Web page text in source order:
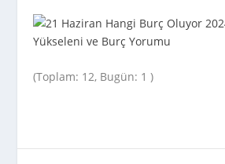
(Toplam: 12, Bugün: 1 )